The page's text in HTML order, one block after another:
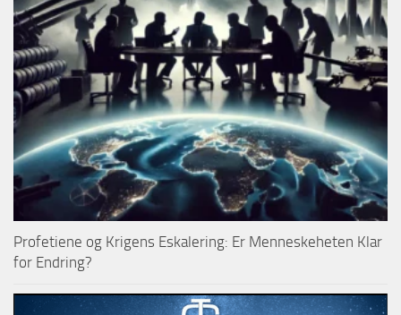
Profetiene og Krigens Eskalering: Er Menneskeheten Klar
for Endring?